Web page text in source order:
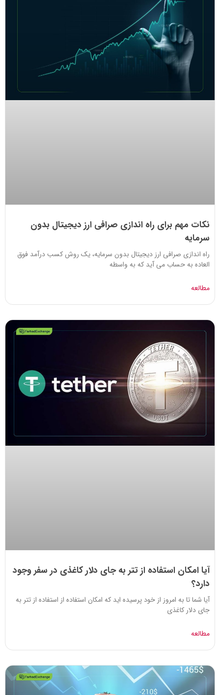
نکات مهم برای راه اندازی صرافی ارز دیجیتال بدون
سرمایه
راه اندازی صرافی ارز دیجیتال بدون سرمایه، یک روش کسب درآمد فوق
العاده به حساب می آید که به واسطه
مطالعه
آیا امکان استفاده از تتر به جای دلار کاغذی در سفر وجود
دارد؟
آیا شما تا به امروز از خود پرسیده اید که امکان استفاده از استفاده از تتر به
جای دلار کاغذی
مطالعه